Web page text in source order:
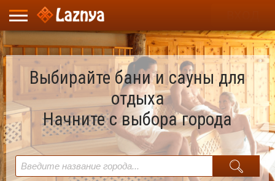
Выбирайте бани и сауны для
отдыха
Начните с выбора города